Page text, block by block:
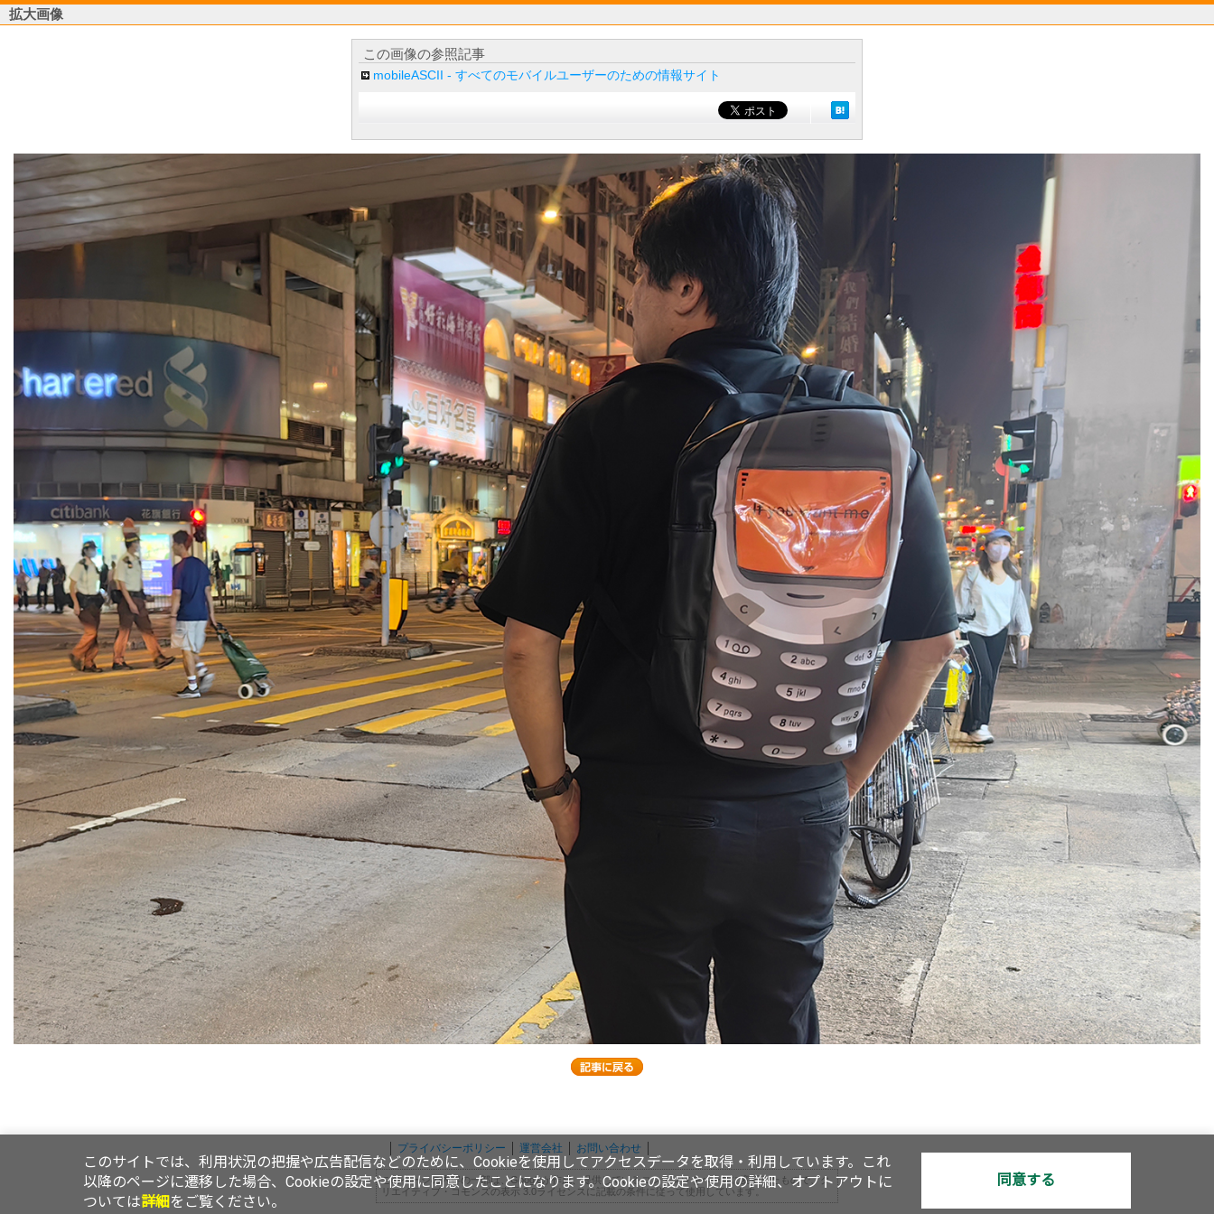
拡大画像
この画像の参照記事
mobileASCII - すべてのモバイルユーザーのための情報サイト
プライバシーポリシー 運営会社 お問い合わせ
このページの内容の一部は、Googleが作成、提供しているコンテンツをベースに変更したもので、ク
リエイティブ・コモンズの表示 3.0ライセンスに記載の条件に従って使用しています。
このサイトでは、利用状況の把握や広告配信などのために、Cookieを使用してアクセスデータを取得・利用しています。これ
以降のページに遷移した場合、Cookieの設定や使用に同意したことになります。Cookieの設定や使用の詳細、オプトアウトに
ついては詳細 をご覧ください。
同意する